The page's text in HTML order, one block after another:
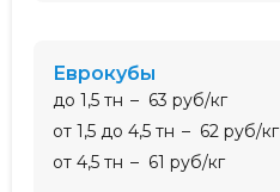
еврокубы
до 1,5 тн
63 руб/кг
от 1,5 до 4,5 тн
62 руб/кг
от 4,5 тн
61 руб/кг